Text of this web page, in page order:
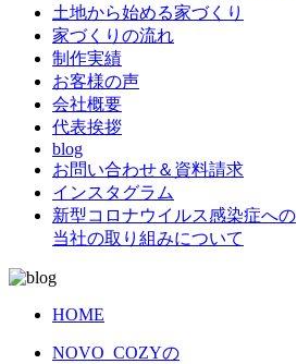
土地から始める家づくり
家づくりの流れ
制作実績
お客様の声
会社概要
代表挨拶
blog
お問い合わせ＆資料請求
インスタグラム
新型コロナウイルス感染症への
当社の取り組みについて
HOME
NOVO_COZYの